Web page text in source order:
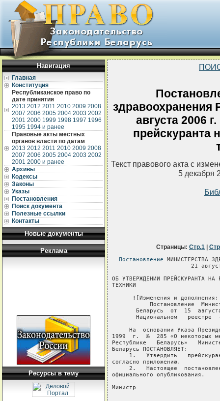
Навигация
Главная
Конституция
Республиканское право по
дате принятия
2013 2012 2011 2010 2009 2008
2007 2006 2005 2004 2003 2002
2001 2000 1999 1998 1997 1996
1995 1994 и ранее
Правовые акты местных
органов власти по датам
2013 2012 2011 2010 2009 2008
2007 2006 2005 2004 2003 2002
2001 2000 и ранее
Архивы
Кодексы
Законы
Указы
Постановления
Поиск документа
Полезные ссылки
Контакты
Новые документы
Реклама
Ресурсы в тему
здравоохранения
августа 2006
прейскуранта
Текст правового акта с
5 декабря
Страницы: Стр.1
Постановление МИНИСТЕРСТВА ЗДРАВООХРАНЕНИЯ РЕСПУБЛИКИ БЕЛАРУСЬ
                       21 августа 2006 г. № 63

ОБ УТВЕРЖДЕНИИ ПРЕЙСКУРАНТА НА РЕМОНТ МЕДИЦИНСКОЙ
ТЕХНИКИ

      ![Изменения и дополнения:
           Постановление  Министерства  здравоохранения   Республики
       Беларусь  от  15  августа  2007 г. № 73  (зарегистрировано  в
       Национальном   реестре  -  №  8/16987   от   23.08.2007  г.)]

     На  основании Указа Президента Республики Беларусь  от  19  мая
1999  г.  №  285 «О некоторых мерах по стабилизации цен (тарифов)  в
Республике   Беларусь»   Министерство   здравоохранения   Республики
Беларусь ПОСТАНОВЛЯЕТ:
     1.   Утвердить   прейскурант  на  ремонт  медицинской   техники
согласно приложению.
     2.   Настоящее  постановление  вступает  в  силу  со  дня   его
официального опубликования.
     
Министр                                                    В.И.Жарко


                                        Приложение
                                        к постановлению
                                        Министерства здравоохранения
                                        Республики Беларусь
                                        21.08.2006 № 63
                                        (в редакции постановления
                                        Министерства здравоохранения
                                        Республики Беларусь
                                        15.08.2007 № 73)
                                  
                             ПРЕЙСКУРАНТ
                    на ремонт медицинской техники
                                  
----------T-------------------------------------T-----------T------------- 
   № п/п  ¦         Наименование работы         ¦ Тариф без ¦Тариф с НДС  
          ¦                                     ¦НДС в руб- ¦  в рублях   
          ¦                                     ¦    лях    ¦             
----------+-------------------------------------+-----------+------------- 
     1    ¦                  2                  ¦     3     ¦     4       
----------+-------------------------------------+-----------+------------- 
 1.        Ремонт  медицинской техники для насе-                          
           ления и юридических лиц                                        
                                                                          
 1.1.      Ремонт слуховых аппаратов:                                     
                                                                          
 1.1.1.    операции,   применяемые  при  ремонте                          
           всех типов слуховых аппаратов:                                 
                                                                          
 1.1.1.1.  замена винта (втулки, гайки, жесткого     405         480